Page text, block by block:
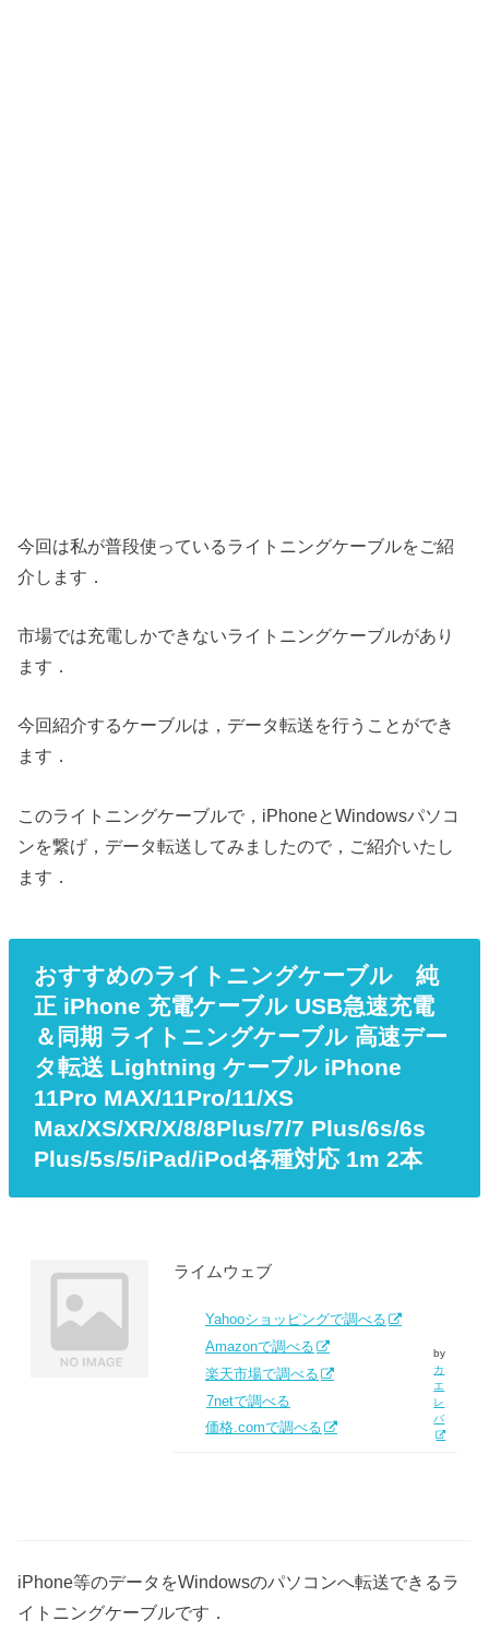
今回は私が普段使っているライトニングケーブルをご紹
介します．
市場では充電しかできないライトニングケーブルがあり
ます．
今回紹介するケーブルは，データ転送を行うことができ
ます．
このライトニングケーブルで，iPhoneとWindowsパソコ
ンを繋げ，データ転送してみましたので，ご紹介いたし
ます．
おすすめのライトニングケーブル 純
正 iPhone 充電ケーブル USB急速充電
＆同期 ライトニングケーブル 高速デー
タ転送 Lightning ケーブル iPhone
11Pro MAX/11Pro/11/XS
Max/XS/XR/X/8/8Plus/7/7 Plus/6s/6s
Plus/5s/5/iPad/iPod各種対応 1m 2本
ライムウェブ
Yahooショッピングで調べる
Amazonで調べる
楽天市場で調べる
7netで調べる
価格.comで調べる
by
カ
エ
レ
バ
iPhone等のデータをWindowsのパソコンへ転送できるラ
イトニングケーブルです．